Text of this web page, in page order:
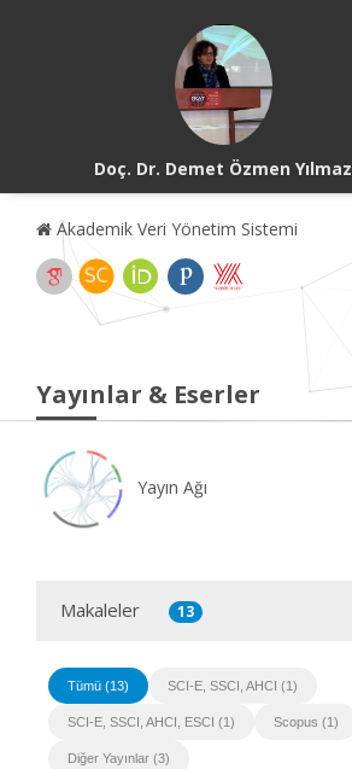
Doç. Dr. Demet Özmen Yılmaz
Akademik Veri Yönetim Sistemi
Yayınlar & Eserler
Yayın Ağı
Makaleler 13
Tümü (13) SCI-E, SSCI, AHCI (1)
SCI-E, SSCI, AHCI, ESCI (1) Scopus (1)
Diğer Yayınlar (3)